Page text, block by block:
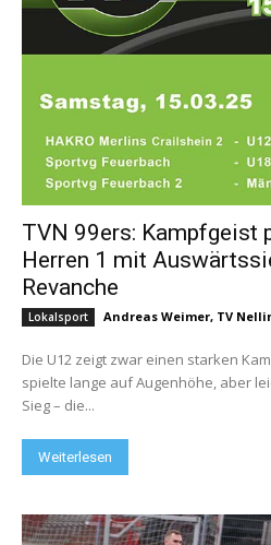
TVN 99ers: Kampfgeist
Herren 1 mit
Revanche
Lokalsport Andreas Weimer, TV
Die U12 zeigt zwar einen starken
spielte lange auf Augenhöhe, aber
Sieg – die...
Weiterlesen